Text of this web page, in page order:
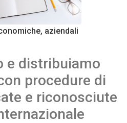
aziendali
e distribuiamo
procedure di
e riconosciute